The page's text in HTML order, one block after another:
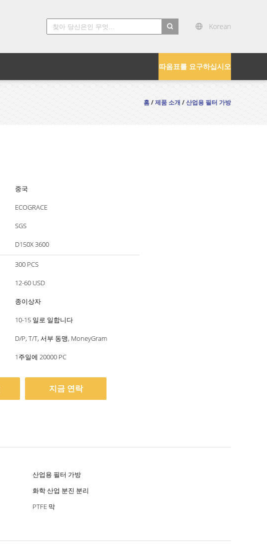
Korean
따옴표를 요구하십시오
홈/제품 소개/산업용 필터 가방
중국
ECOGRACE
SGS
D150X 3600
300 PCS
12-60 USD
종이상자
10-15 일로 일합니다
D/P, T/T, 서부 동맹, MoneyGram
1주일에 20000 PC
지금 연락
산업용 필터 가방
화학 산업 분진 분리
PTFE 막